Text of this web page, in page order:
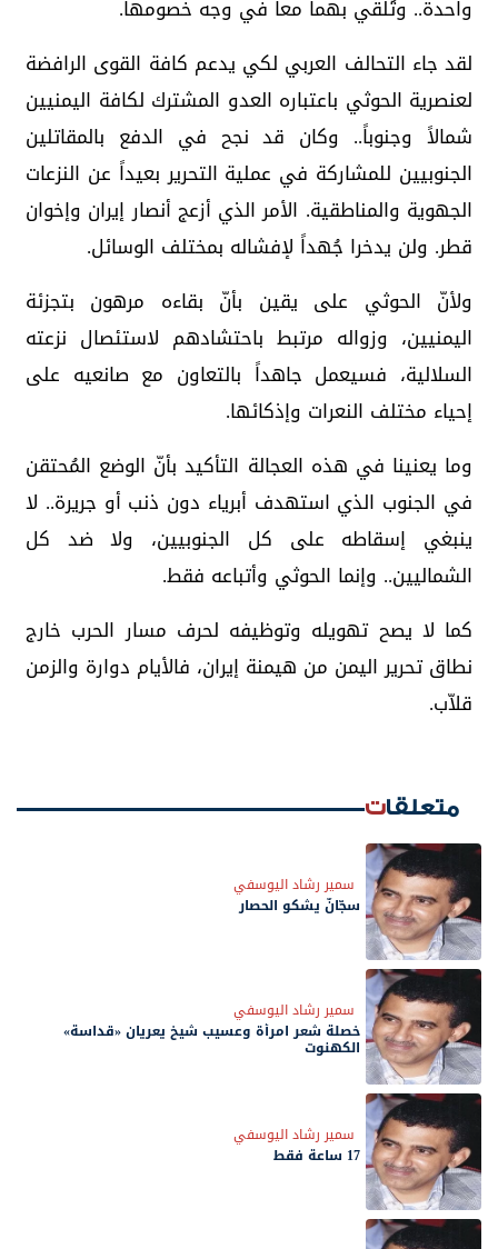
واحدة.. وتُلقي بهما معاً في وجه خصومها.
لقد جاء التحالف العربي لكي يدعم كافة القوى الرافضة
لعنصرية الحوثي باعتباره العدو المشترك لكافة اليمنيين
شمالاً وجنوباً.. وكان قد نجح في الدفع بالمقاتلين
الجنوبيين للمشاركة في عملية التحرير بعيداً عن النزعات
الجهوية والمناطقية. الأمر الذي أزعج أنصار إيران وإخوان
قطر. ولن يدخرا جُهداً لإفشاله بمختلف الوسائل.
ولأنّ الحوثي على يقين بأنّ بقاءه مرهون بتجزئة
اليمنيين، وزواله مرتبط باحتشادهم لاستئصال نزعته
السلالية، فسيعمل جاهداً بالتعاون مع صانعيه على
إحياء مختلف النعرات وإذكائها.
وما يعنينا في هذه العجالة التأكيد بأنّ الوضع المُحتقن
في الجنوب الذي استهدف أبرياء دون ذنب أو جريرة.. لا
ينبغي إسقاطه على كل الجنوبيين، ولا ضد كل
الشماليين.. وإنما الحوثي وأتباعه فقط.
كما لا يصح تهويله وتوظيفه لحرف مسار الحرب خارج
نطاق تحرير اليمن من هيمنة إيران، فالأيام دوارة والزمن
قلاّب.
متعلقات
سمير رشاد اليوسفي
سجّانٌ يشكو الحصار
سمير رشاد اليوسفي
خصلة شعر امرأة وعسيب شيخ يعريان «قداسة»
الكهنوت
سمير رشاد اليوسفي
17 ساعة فقط